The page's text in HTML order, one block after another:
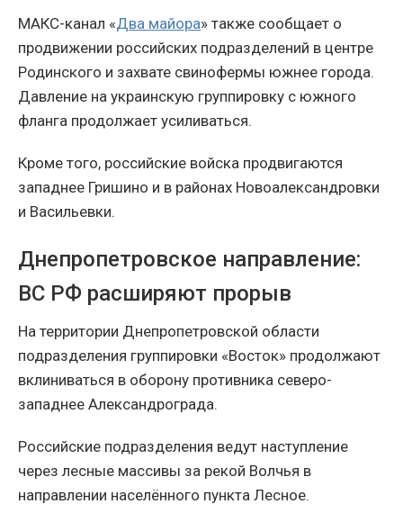
МАКС-канал «Два майора» также сообщает о
продвижении российских подразделений в центре
Родинского и захвате свинофермы южнее города.
Давление на украинскую группировку с южного
фланга продолжает усиливаться.
Кроме того, российские войска продвигаются
западнее Гришино и в районах Новоалександровки
и Васильевки.
Днепропетровское направление:
ВС РФ расширяют прорыв
На территории Днепропетровской области
подразделения группировки «Восток» продолжают
вклиниваться в оборону противника северо-
западнее Александрограда.
Российские подразделения ведут наступление
через лесные массивы за рекой Волчья в
направлении населённого пункта Лесное.